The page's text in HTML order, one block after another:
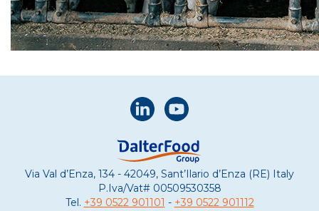
Via Val d’Enza, 134 - 42049, Sant’Ilario d’Enza (RE) Italy
P.Iva/Vat#00509530358
Tel. +39 0522 901101 - +39 0522 901112